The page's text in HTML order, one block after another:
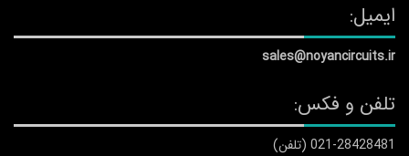
ایمیل:
sales@noyancircuits.ir
تلفن و فکس:
021-28428481 (تلفن)